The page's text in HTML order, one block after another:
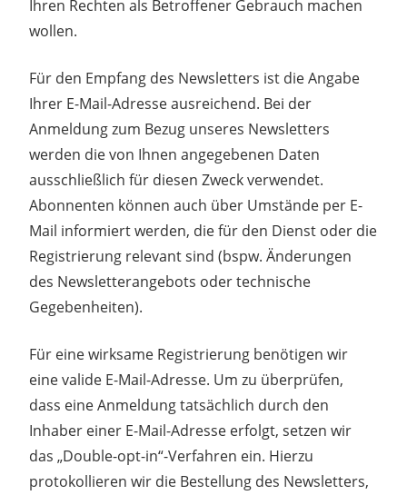
Ihren Rechten als Betroffener Gebrauch machen
wollen.
Für den Empfang des Newsletters ist die Angabe
Ihrer E-Mail-Adresse ausreichend. Bei der
Anmeldung zum Bezug unseres Newsletters
werden die von Ihnen angegebenen Daten
ausschließlich für diesen Zweck verwendet.
Abonnenten können auch über Umstände per E-
Mail informiert werden, die für den Dienst oder die
Registrierung relevant sind (bspw. Änderungen
des Newsletterangebots oder technische
Gegebenheiten).
Für eine wirksame Registrierung benötigen wir
eine valide E-Mail-Adresse. Um zu überprüfen,
dass eine Anmeldung tatsächlich durch den
Inhaber einer E-Mail-Adresse erfolgt, setzen wir
das „Double-opt-in“-Verfahren ein. Hierzu
protokollieren wir die Bestellung des Newsletters,